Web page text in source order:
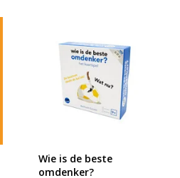
Wie is de beste
omdenker?